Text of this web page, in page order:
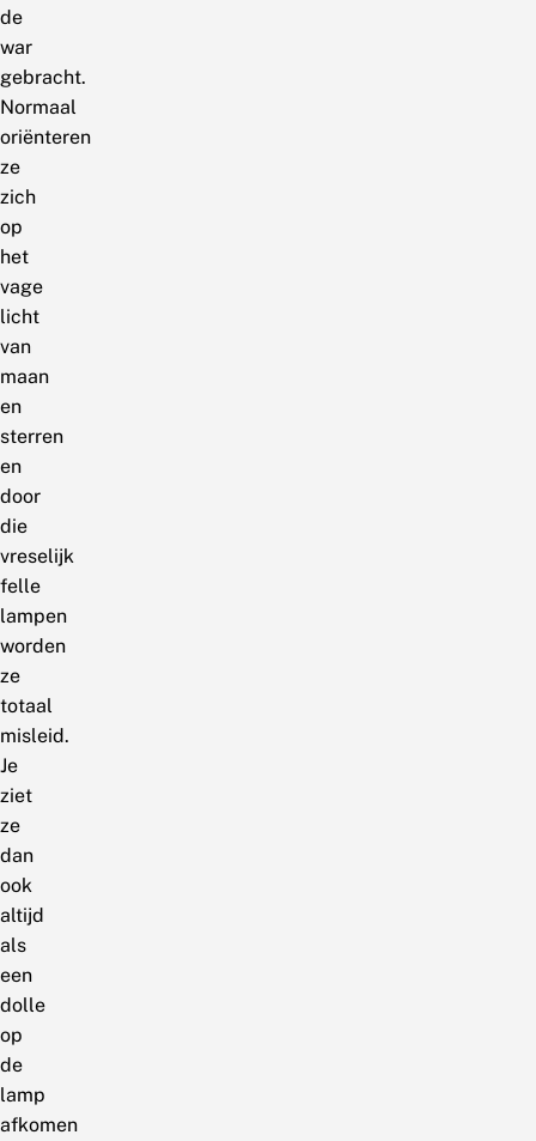
de
war
gebracht.
Normaal
oriënteren
ze
zich
op
het
vage
licht
van
maan
en
sterren
en
door
die
vreselijk
felle
lampen
worden
ze
totaal
misleid.
Je
ziet
ze
dan
ook
altijd
als
een
dolle
op
de
lamp
afkomen